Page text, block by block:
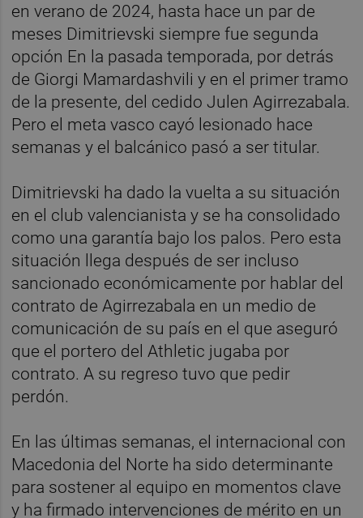
en verano de 2024, hasta hace un par de
meses Dimitrievski siempre fue segunda
opción En la pasada temporada, por detrás
de Giorgi Mamardashvili y en el primer tramo
de la presente, del cedido Julen Agirrezabala.
Pero el meta vasco cayó lesionado hace
semanas y el balcánico pasó a ser titular.
Dimitrievski ha dado la vuelta a su situación
en el club valencianista y se ha consolidado
como una garantía bajo los palos. Pero esta
situación llega después de ser incluso
sancionado económicamente por hablar del
contrato de Agirrezabala en un medio de
comunicación de su país en el que aseguró
que el portero del Athletic jugaba por
contrato. A su regreso tuvo que pedir
perdón.
En las últimas semanas, el internacional con
Macedonia del Norte ha sido determinante
para sostener al equipo en momentos clave
y ha firmado intervenciones de mérito en un